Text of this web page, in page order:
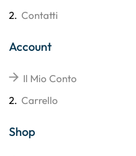
2. Contatti
Account
Il Mio Conto
2. Carrello
Shop